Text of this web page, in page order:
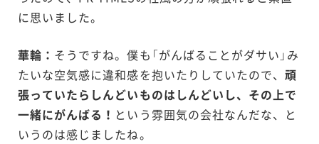
に思いました。
華輪： そうですね。僕も「がんばることがダサい」み
たいな空気感に違和感を抱いたりしていたので、頑
張っていたらしんどいものはしんどいし、その上で
一緒にがんばる！ という雰囲気の会社なんだな、と
いうのは感じましたね。